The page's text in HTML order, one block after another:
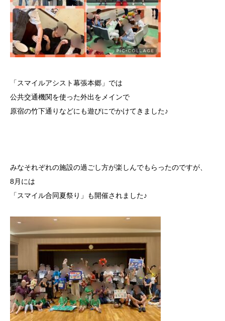
「スマイルアシスト幕張本郷」では
公共交通機関を使った外出をメインで
原宿の竹下通りなどにも遊びにでかけてきました♪
みなそれぞれの施設の過ごし方が楽しんでもらったのですが、
8月には
「スマイル合同夏祭り」も開催されました♪